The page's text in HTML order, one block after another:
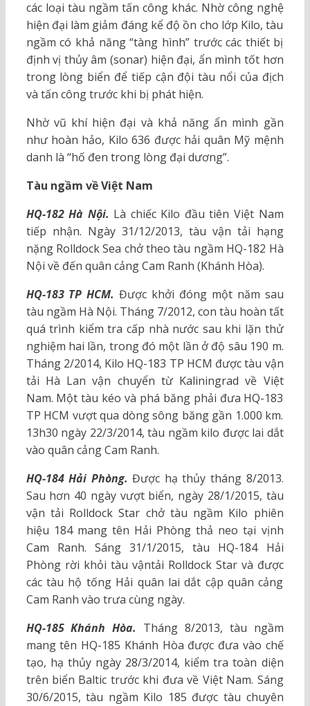
các loại tàu ngầm tấn công khác. Nhờ công nghệ
hiện đại làm giảm đáng kể độ ồn cho lớp Kilo, tàu
ngầm có khả năng “tàng hình” trước các thiết bị
định vị thủy âm (sonar) hiện đại, ẩn mình tốt hơn
trong lòng biển để tiếp cận đội tàu nổi của địch
và tấn công trước khi bị phát hiện.
Nhờ vũ khí hiện đại và khả năng ẩn mình gần
như hoàn hảo, Kilo 636 được hải quân Mỹ mệnh
danh là “hố đen trong lòng đại dương”.
Tàu ngầm về Việt Nam
HQ-182 Hà Nội. Là chiếc Kilo đầu tiên Việt Nam
tiếp nhận. Ngày 31/12/2013, tàu vận tải hạng
nặng Rolldock Sea chở theo tàu ngầm HQ-182 Hà
Nội về đến quân cảng Cam Ranh (Khánh Hòa).
HQ-183 TP HCM. Được khởi đóng một năm sau
tàu ngầm Hà Nội. Tháng 7/2012, con tàu hoàn tất
quá trình kiểm tra cấp nhà nước sau khi lặn thử
nghiệm hai lần, trong đó một lần ở độ sâu 190 m.
Tháng 2/2014, Kilo HQ-183 TP HCM được tàu vận
tải Hà Lan vận chuyển từ Kaliningrad về Việt
Nam. Một tàu kéo và phá băng phải đưa HQ-183
TP HCM vượt qua dòng sông băng gần 1.000 km.
13h30 ngày 22/3/2014, tàu ngầm kilo được lai dắt
vào quân cảng Cam Ranh.
HQ-184 Hải Phòng. Được hạ thủy tháng 8/2013.
Sau hơn 40 ngày vượt biển, ngày 28/1/2015, tàu
vận tải Rolldock Star chở tàu ngầm Kilo phiên
hiệu 184 mang tên Hải Phòng thả neo tại vịnh
Cam Ranh. Sáng 31/1/2015, tàu HQ-184 Hải
Phòng rời khỏi tàu vậntải Rolldock Star và được
các tàu hộ tống Hải quân lai dắt cập quân cảng
Cam Ranh vào trưa cùng ngày.
HQ-185 Khánh Hòa. Tháng 8/2013, tàu ngầm
mang tên HQ-185 Khánh Hòa được đưa vào chế
tạo, hạ thủy ngày 28/3/2014, kiểm tra toàn diện
trên biển Baltic trước khi đưa về Việt Nam. Sáng
30/6/2015, tàu ngầm Kilo 185 được tàu chuyên